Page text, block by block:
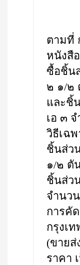
ตามที่
หนังสื
ซื้อชิ้น
๒ ๑/๒
และชิ้
เอ ๓
วิธีเฉ
ชิ้นส่ว
๑/๒ ตั
ชิ้นส่ว
จำนว
การคั
กรุงเ
(ขายส่
ราคา